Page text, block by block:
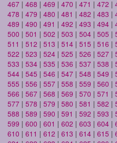
467 | 468 | 469 | 470 | 471 | 472 |
478 | 479 | 480 | 481 | 482 | 483 |
489 | 490 | 491 | 492 | 493 | 494 |
500 | 501 | 502 | 503 | 504 | 505 |
511 | 512 | 513 | 514 | 515 | 516 |
522 | 523 | 524 | 525 | 526 | 527 |
533 | 534 | 535 | 536 | 537 | 538 |
544 | 545 | 546 | 547 | 548 | 549 |
555 | 556 | 557 | 558 | 559 | 560 |
566 | 567 | 568 | 569 | 570 | 571 |
577 | 578 | 579 | 580 | 581 | 582 |
588 | 589 | 590 | 591 | 592 | 593 |
599 | 600 | 601 | 602 | 603 | 604 |
610 | 611 | 612 | 613 | 614 | 615 |